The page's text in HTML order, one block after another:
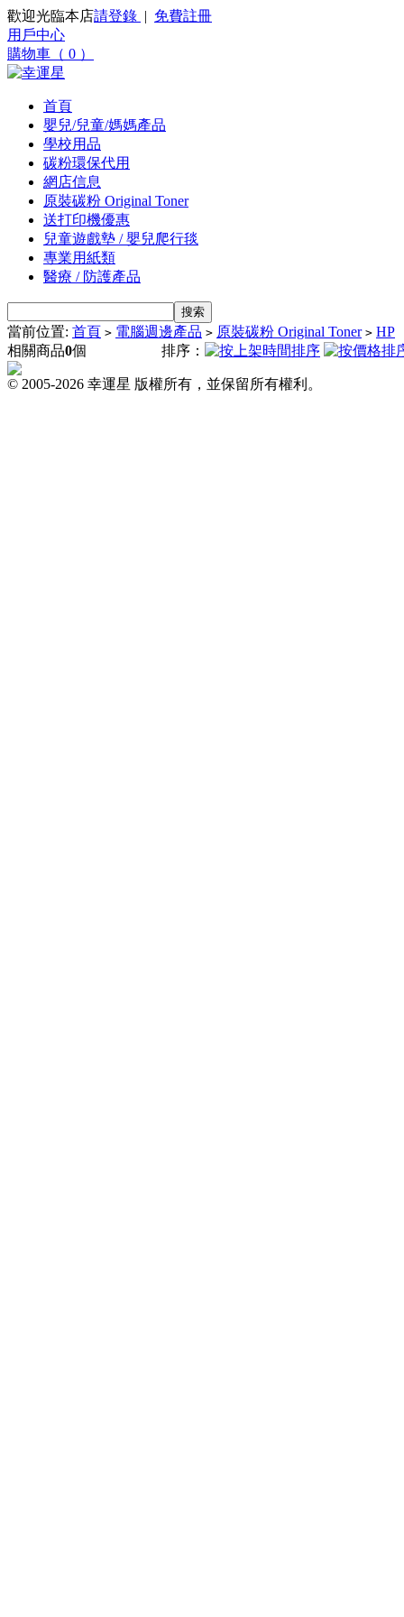
歡迎光臨本店請登錄 | 免費註冊
用戶中心
購物車（ 0 ）
首頁
嬰兒/兒童/媽媽產品
學校用品
碳粉環保代用
網店信息
原裝碳粉 Original Toner
送打印機優惠
兒童遊戲墊 / 嬰兒爬行毯
專業用紙類
醫療 / 防護產品
當前位置: 首頁 > 電腦週邊產品 > 原裝碳粉 Original Toner > HP
相關商品0個 排序：
© 2005-2026 幸運星 版權所有，並保留所有權利。